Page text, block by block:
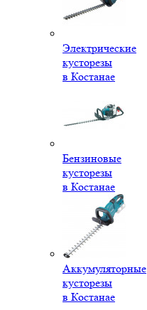
Электрические
кусторезы
в Костанае
Бензиновые
кусторезы
в Костанае
Аккумуляторные
кусторезы
в Костанае